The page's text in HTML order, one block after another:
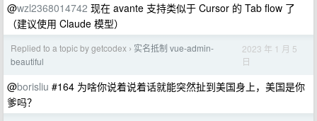
@wzl2368014742 现在 avante 支持类似于 Cursor 的 Tab flow 了
（建议使用 Claude 模型）
Replied to a topic by getcodex › 实名抵制 vue-admin-
beautiful
2023 年 1 月 5
日
@borisliu #164 为啥你说着说着话就能突然扯到美国身上，美国是你
爹吗？